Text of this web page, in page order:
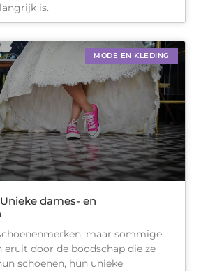
is.
MODE EN KLEDING
dames- en
maar sommige
eruit door de boodschap die ze
schoenen, hun unieke